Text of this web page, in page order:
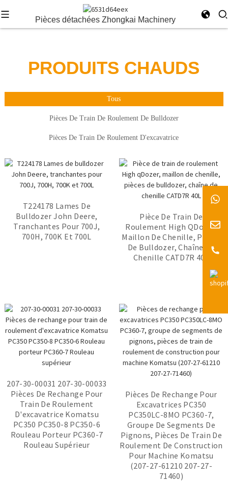
Pièces détachées Zhongkai Machinery
PRODUITS CHAUDS
Tous
Pièces De Train De Roulement De Bulldozer
Pièces De Train De Roulement D'excavatrice
T224178 Lames De
Bulldozer John Deere,
Tranchantes Pour 700J,
700H, 700K Et 700L
Pièce De Train De
Roulement High QDozer,
Maillon De Chenille, Pièces
De Bulldozer, Chaîne De
Chenille CATD7R 40L
207-30-00031 207-30-00033
Pièces De Rechange Pour
Train De Roulement
D'excavatrice Komatsu
PC350 PC350-8 PC350-6
Rouleau Porteur PC360-7
Rouleau Supérieur
Pièces De Rechange Pour
Excavatrices PC350
PC350LC-8MO PC360-7,
Groupe De Segments De
Pignons, Pièces De Train De
Roulement De Construction
Pour Machine Komatsu
(207-27-61210 207-27-
71460)
Pièce De Train De Roulement
High QDozer, Maillon De
Chenille, Pièces De Bulldozer,
Pièces De Train De
Roulement Pour Bulldozer
Caterpillar D6R 39L, Chaînes
De Chenilles 102-0761,
BERCO CR5534/39
Rouleau Tendeur Forgé Pour
Excavatrice Doosan DX225
DX300, Chenille Avant
Rouleau De Renvoi Forgé À
Chaud 20Y-30-00030 Pour
Chenille D'excavatrice
KOMATSU PC200, Roue De
Renvoi Avant